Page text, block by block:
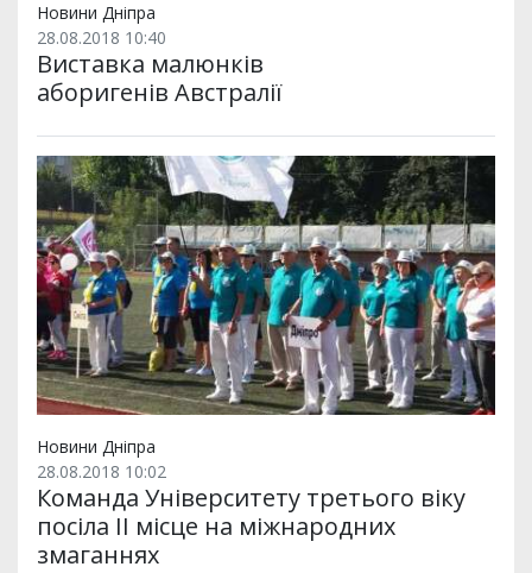
Новини Дніпра
28.08.2018 10:40
Виставка малюнків
аборигенів Австралії
Новини Дніпра
28.08.2018 10:02
Команда Університету третього віку
посіла II місце на міжнародних
змаганнях